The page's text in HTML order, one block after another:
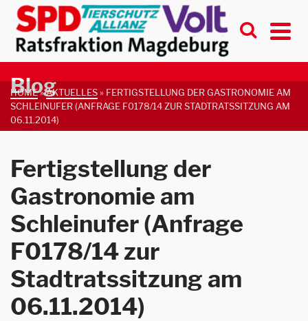
Blog
HOME»AKTUELLES» FERTIGSTELLUNG DER GASTRONOMIE AM
SCHLEINUFER (ANFRAGE F0178/14 ZUR STADTRATSSITZUNG AM
06.11.2014)
Fertigstellung der
Gastronomie am
Schleinufer (Anfrage
F0178/14 zur
Stadtratssitzung am
06.11.2014)